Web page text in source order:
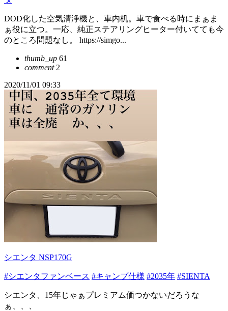
DOD化した空気清浄機と、車内机。車で食べる時にまぁま
ぁ役に立つ。一応、純正ステアリングヒーター付いてても今
のところ問題なし。 https://simgo...
thumb_up 61
comment2
2020/11/01 09:33
シエンタ NSP170G
#シエンタファンベース #キャンプ仕様 #2035年 #SIENTA
シエンタ、15年じゃぁプレミアム価つかないだろうな
ぁ、、、